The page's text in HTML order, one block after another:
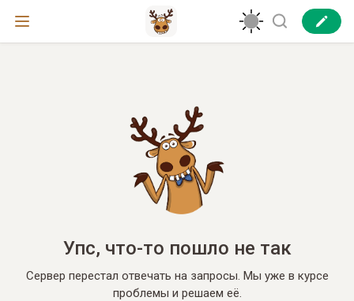
Упс, что-то пошло не так
Сервер перестал отвечать на запросы. Мы уже в курсе
проблемы и решаем её.